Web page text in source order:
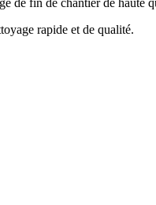
de fin de chantier de haute
rapide et de qualité.